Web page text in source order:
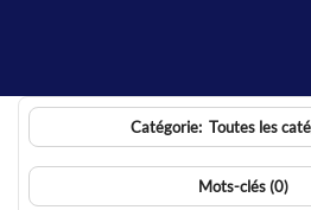
Catégorie: Toutes les
Mots-clés (0)